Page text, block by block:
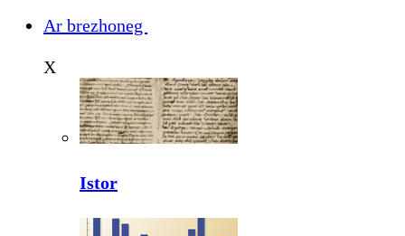
Ar brezhoneg
X
Istor